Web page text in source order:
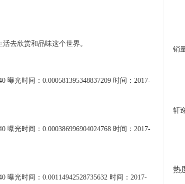
去欣赏和品味这个世界。
曝光时间：0.000581395348837209 时间：2017-
曝光时间：0.000386996904024768 时间：2017-
曝光时间：0.00114942528735632 时间：2017-
销
轩
热